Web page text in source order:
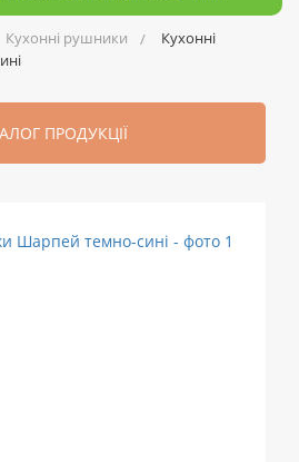
Кухонні рушники
Кухонні
ПРОДУКЦІЇ